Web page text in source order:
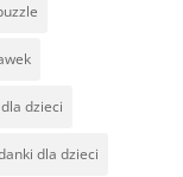
dzieci
dla dzieci